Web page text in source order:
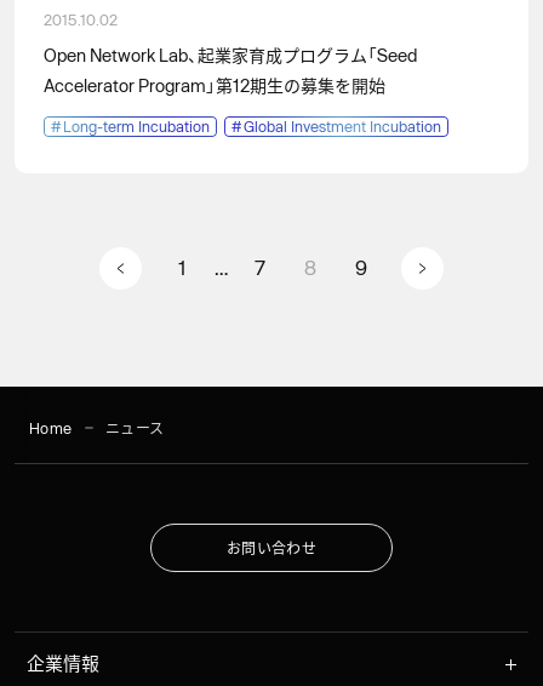
2015.10.02
Open Network Lab、起業家育成プログラム「Seed
Accelerator Program」第12期生の募集を開始
# Long-term Incubation #Global Investment Incubation
投稿のページ送り
1 … 7 8 9
Home ニュース
お問 い合わせ
企業情報